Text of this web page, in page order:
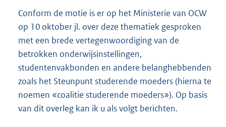
Conform de motie is er op het Ministerie van OCW
op 10 oktober jl. over deze thematiek gesproken
met een brede vertegenwoordiging van de
betrokken onderwijsinstellingen,
studentenvakbonden en andere belanghebbenden
zoals het Steunpunt studerende moeders (hierna te
noemen «coalitie studerende moeders»). Op basis
van dit overleg kan ik u als volgt berichten.